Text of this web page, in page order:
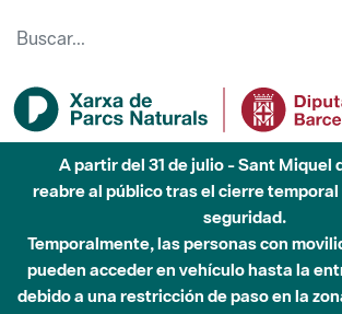
A partir del 31 de julio - Sant Miquel
reabre al público tras el cierre
seguridad.
Temporalmente, las personas con
pueden acceder en vehículo hasta la
debido a una restricción de paso en la